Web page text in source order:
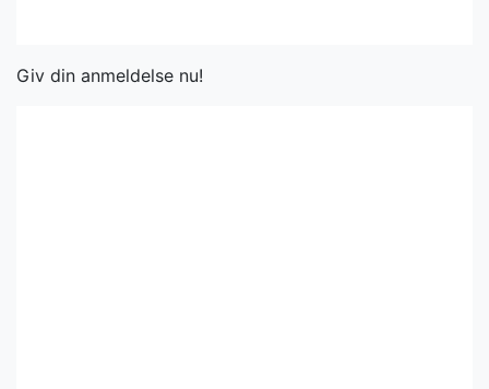
Giv din anmeldelse nu!